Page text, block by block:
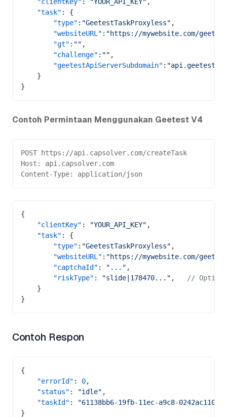
    "task"
: {
        "type"
: "GeetestTaskProxyless" ,
        "websiteURL"
: "https://mywebsite.com/
        "gt"
: "" ,
        "challenge"
: "" ,
        "geetestApiServerSubdomain"
:
    }
}
Contoh Permintaan Menggunakan Geetest V4
POST https://api.capsolver.com/createTask
Host: api.capsolver.com
Content-Type: application/json
{
    "clientKey"
: "YOUR_API_KEY" ,
    "task"
: {
        "type"
: "GeetestTaskProxyless" ,
        "websiteURL"
: "https://mywebsite.com/
        "captchaId"
: "..." ,
        "riskType"
: "slide|178470..." ,
//
    }
}
Contoh Respon
{
    "errorId"
: 0,
    "status"
: "idle" ,
    "taskId"
:
"61138bb6-19fb-11ec-a9c8-
}